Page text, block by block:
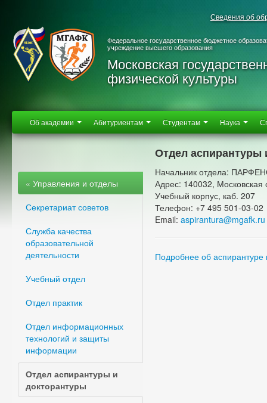
Сведения об
Федеральное государственное бюджетное
учреждение высшего образования
Московская
физической культуры
Об академии Абитуриентам Студентам Наука
« Управления и отделы
Секретариат советов
Служба качества
образовательной
деятельности
Учебный отдел
Отдел практик
Отдел информационных
технологий и защиты
информации
Отдел аспирантуры и
докторантуры
Отдел аспирантуры
Начальник отдела:
Адрес: 140032,
Учебный корпус, каб. 207
Телефон: +7 495 501-03-02
Email: aspirantura@mgafk.ru
Подробнее об аспирантуре